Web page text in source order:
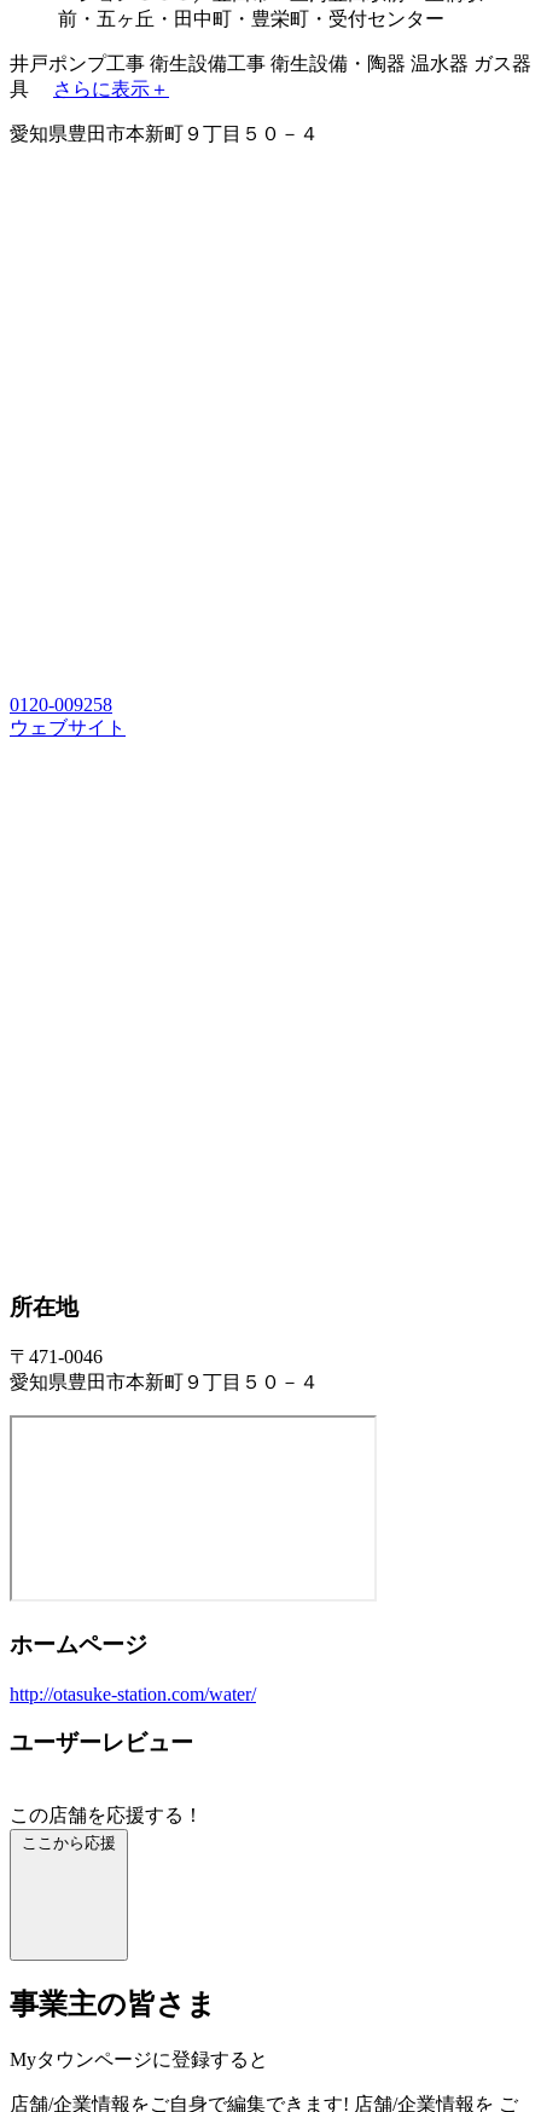
井戸ポンプ工事 衛生設備工事 衛生設備・陶器 温水器 ガス器
具
さらに表示＋
愛知県豊田市本新町９丁目５０－４
0120-009258
ウェブサイト
所在地
〒471-0046
愛知県豊田市本新町９丁目５０－４
ホームページ
http://otasuke-station.com/water/
ユーザーレビュー
この店舗を応援する！
ここから応援
事業主の皆さま
Myタウンページに登録すると
店舗/企業情報をご自身で編集できます! 店舗/企業情報を ご